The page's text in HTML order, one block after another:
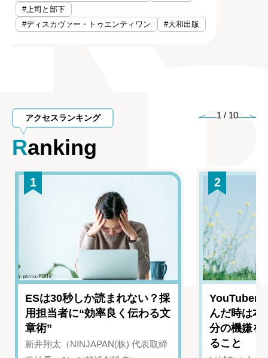
#上司と部下
#ディスカヴァー・トゥエンティワン
#大和出版
アクセスランキング
Ranking
1 / 10
1
ESは30秒しか読まれない？採
用担当者に“効率良く伝わる文
章術”
新井翔太（NINJAPAN(株) 代表取締
2
YouTuber
んだ時は
分の機嫌を
ること